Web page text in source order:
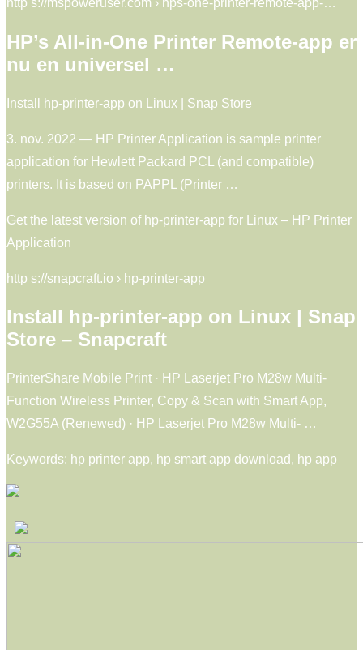
HP’s All-in-One Printer Remote-app er
nu en universel …
Install hp-printer-app on Linux | Snap Store
3. nov. 2022 — HP Printer Application is sample printer
application for Hewlett Packard PCL (and compatible)
printers. It is based on PAPPL (Printer …
Get the latest version of hp-printer-app for Linux – HP Printer
Application
http s://snapcraft.io › hp-printer-app
Install hp-printer-app on Linux | Snap
Store – Snapcraft
PrinterShare Mobile Print · HP Laserjet Pro M28w Multi-
Function Wireless Printer, Copy & Scan with Smart App,
W2G55A (Renewed) · HP Laserjet Pro M28w Multi- …
Keywords: hp printer app, hp smart app download, hp app